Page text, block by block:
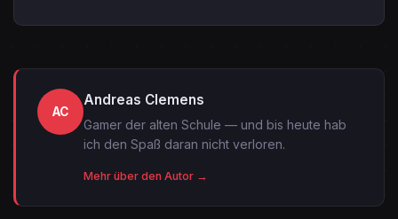
AC
Andreas Clemens
Gamer der alten Schule — und bis heute hab
ich den Spaß daran nicht verloren.
Mehr über den Autor →